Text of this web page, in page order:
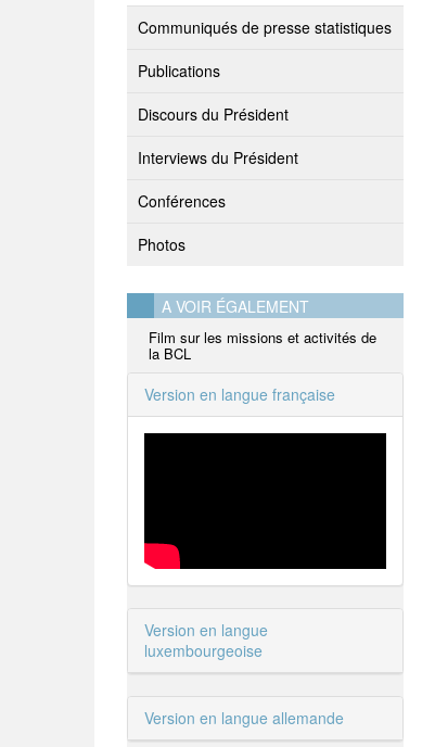
Communiqués de presse statistiques
Publications
Discours du Président
Interviews du Président
Conférences
Photos
A VOIR ÉGALEMENT
Film sur les missions et activités de
la BCL
Version en langue française
Version en langue
luxembourgeoise
Version en langue allemande